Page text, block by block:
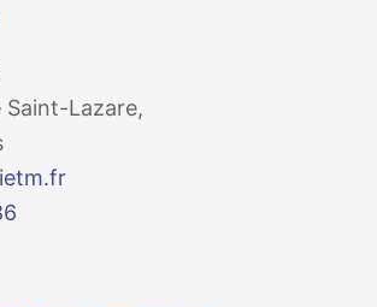
Saint-Lazare,